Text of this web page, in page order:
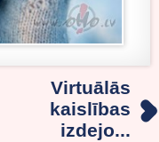
Virtuālās
kaislības
izdejo...